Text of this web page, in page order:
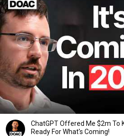
ChatGPT Offered Me $2m To
Ready For What's Coming!